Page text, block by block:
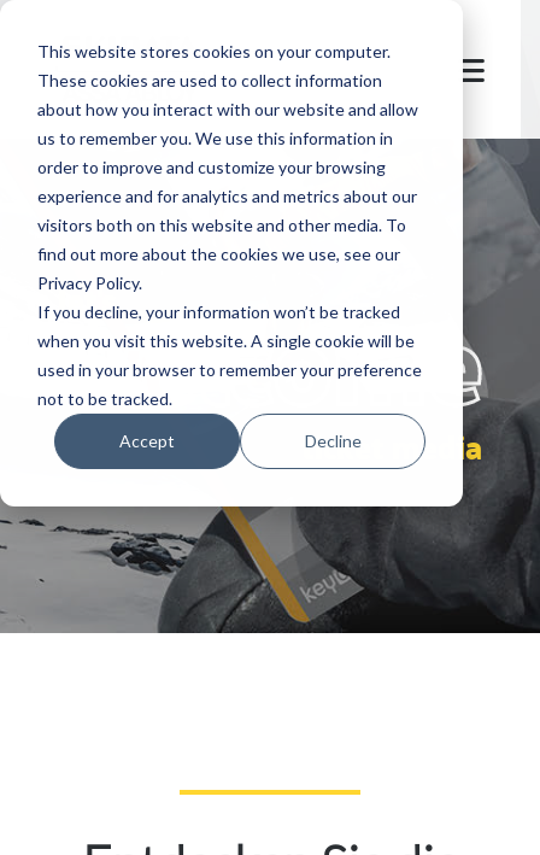
This website stores cookies on your computer.
These cookies are used to collect information
about how you interact with our website and allow
us to remember you. We use this information in
order to improve and customize your browsing
experience and for analytics and metrics about our
visitors both on this website and other media. To
find out more about the cookies we use, see our
Privacy Policy.
If you decline, your information won’t be tracked
when you visit this website. A single cookie will be
used in your browser to remember your preference
not to be tracked.
Accept Decline
let's
welcome
ticket media